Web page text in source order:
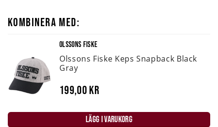
KOMBINERA MED:
OLSSONS FISKE
Olssons Fiske Keps Snapback Black
Gray
199,00 kr
LÄGG I VARUKORG